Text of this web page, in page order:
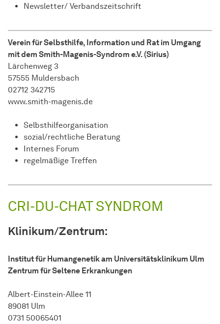
Newsletter/ Verbandszeitschrift
Verein für Selbsthilfe, Information und Rat im Umgang
mit dem Smith-Magenis-Syndrom e.V. (Sirius)
Lärchenweg 3
57555 Muldersbach
02712 342715
www.smith-magenis.de
Selbsthilfeorganisation
sozial/rechtliche Beratung
Internes Forum
regelmäßige Treffen
CRI-DU-CHAT SYNDROM
Klinikum/Zentrum:
Institut für Humangenetik am Universitätsklinikum Ulm
Zentrum für Seltene Erkrankungen
Albert-Einstein-Allee 11
89081 Ulm
0731 50065401